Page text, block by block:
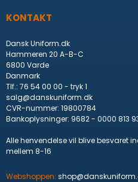
KONTAKT
Dansk Uniform.dk
Hammeren 20 A-B-C
6800 Varde
Danmark
Tlf.: 76 54 00 00 - tryk 1
salg@danskuniform.dk
CVR-nummer: 19800784
Bankoplysninger: 9682 - 0000 813
Alle henvendelse vil blive besvaret
mellem 8-16
Webshoppen: